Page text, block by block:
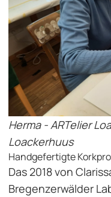
Herma - ARTelier
Loackerhuus
Handgefertigte
Das 2018 von
Bregenzerwälder